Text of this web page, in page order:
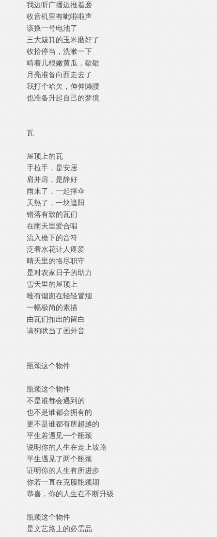
我边听广播边推着磨
收音机里有呲啦啦声
该换一号电池了
三大簸箕的玉米磨好了
收拾停当，洗漱一下
啃着几根嫩黄瓜，歇歇
月亮准备向西走去了
我打个哈欠，伸伸懒腰
也准备升起自己的梦境
瓦
屋顶上的瓦
手拉手，是安居
肩并肩，是静好
雨来了，一起撑伞
天热了，一块遮阳
错落有致的瓦们
在雨天里爱合唱
流入檐下的音符
泛着水花让人疼爱
晴天里的恪尽职守
是对农家日子的助力
雪天里的屋顶上
唯有烟囱在轻轻冒烟
一幅极简的素描
由瓦们扣出的留白
请狗吠当了画外音
瓶颈这个物件
瓶颈这个物件
不是谁都会遇到的
也不是谁都会拥有的
更不是谁都有所超越的
平生若遇见一个瓶颈
说明你的人生在走上坡路
平生遇见了两个瓶颈
证明你的人生有所进步
你若一直在克服瓶颈期
恭喜，你的人生在不断升级
瓶颈这个物件
是文艺路上的必需品